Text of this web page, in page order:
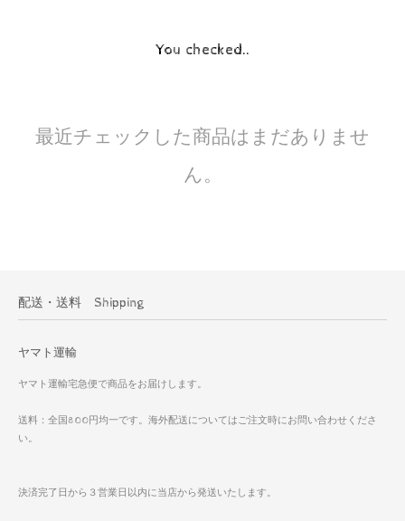
You checked..
最近チェックした商品はまだありませ
ん。
配送・送料 Shipping
ヤマト運輸
ヤマト運輸宅急便で商品をお届けします。
送料：全国800円均一です。海外配送についてはご注文時にお問い合わせくださ
い。
決済完了日から３営業日以内に当店から発送いたします。